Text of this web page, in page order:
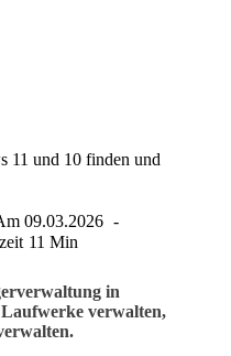
11 und 10 finden und
09.03.2026
11 Min
in
verwalten,